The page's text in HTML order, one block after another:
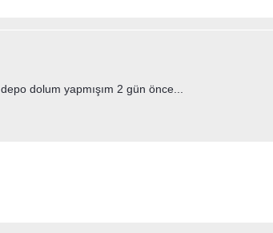
dolum yapmışım 2 gün önce...